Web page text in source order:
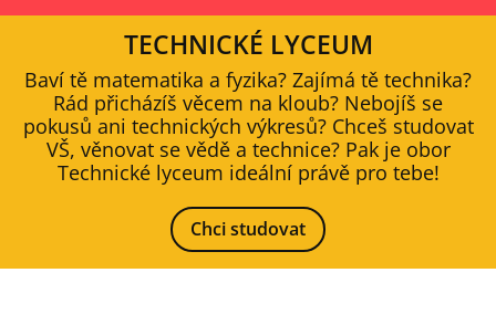
TECHNICKÉ LYCEUM
Baví tě matematika a fyzika? Zajímá tě technika?
Rád přicházíš věcem na kloub? Nebojíš se
pokusů ani technických výkresů? Chceš studovat
VŠ, věnovat se vědě a technice? Pak je obor
Technické lyceum ideální právě pro tebe!
Chci studovat